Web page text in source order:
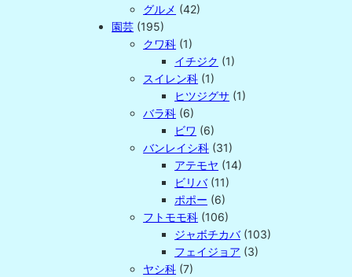
グルメ (42)
園芸 (195)
クワ科 (1)
イチジク (1)
スイレン科 (1)
ヒツジグサ (1)
バラ科 (6)
ビワ (6)
バンレイシ科 (31)
アテモヤ (14)
ビリバ(11)
ポポー (6)
フトモモ科 (106)
ジャボチカバ(103)
フェイジョア (3)
ヤシ科 (7)